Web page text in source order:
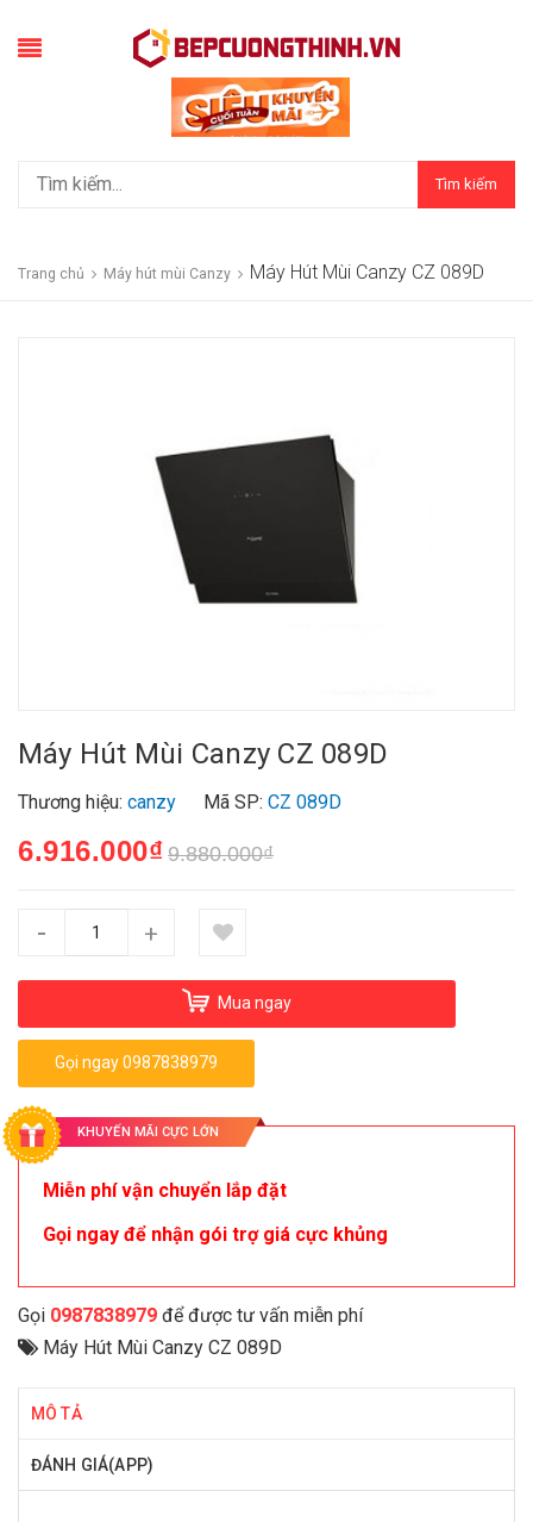
Tìm kiếm
Trang chủ Máy hút mùi Canzy Máy Hút Mùi Canzy CZ 089D
Máy Hút Mùi Canzy CZ 089D
Thương hiệu: canzy Mã SP: CZ 089D
6.916.000₫ 9.880.000₫
- +
Mua ngay
Gọi ngay 0987838979
KHUYẾN MÃI CỰC LỚN
Miễn phí vận chuyển lắp đặt
Gọi ngay để nhận gói trợ giá cực khủng
Gọi 0987838979 để được tư vấn miễn phí
Máy Hút Mùi Canzy CZ 089D
MÔ TẢ
ĐÁNH GIÁ(APP)